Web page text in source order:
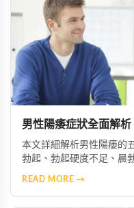
男性陽痿症狀全面解
本文詳細解析男性陽痿的
勃起、勃起硬度不足、晨
READ MORE →